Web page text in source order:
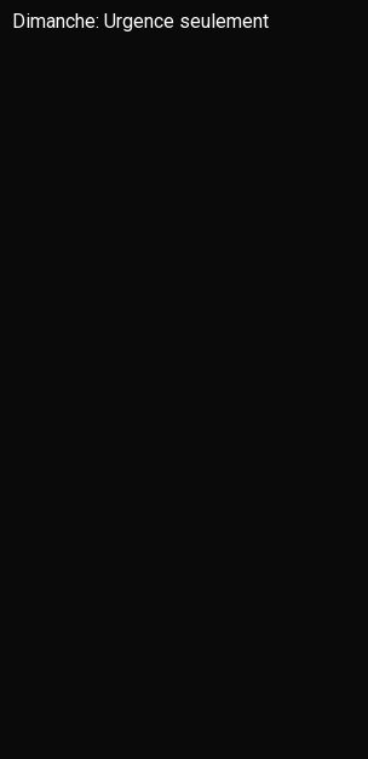
Dimanche: Urgence seulement